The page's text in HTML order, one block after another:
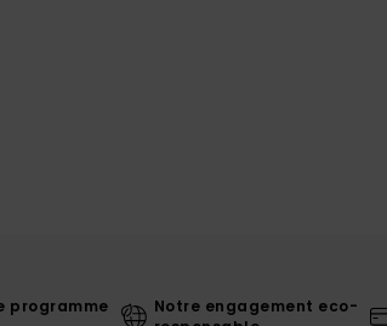
programme
Notre engagement eco-